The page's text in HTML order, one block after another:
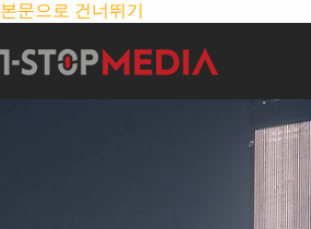
본문으로 건너뛰기